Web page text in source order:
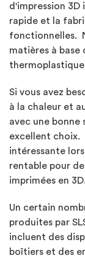
d'impression
rapide et la
fonctionnelles.
matières à base
Si vous avez
à la chaleur et
avec une
excellent choix.
intéressante
rentable pour
imprimées en 3D.
Un certain
produites par
incluent des
boîtiers et des